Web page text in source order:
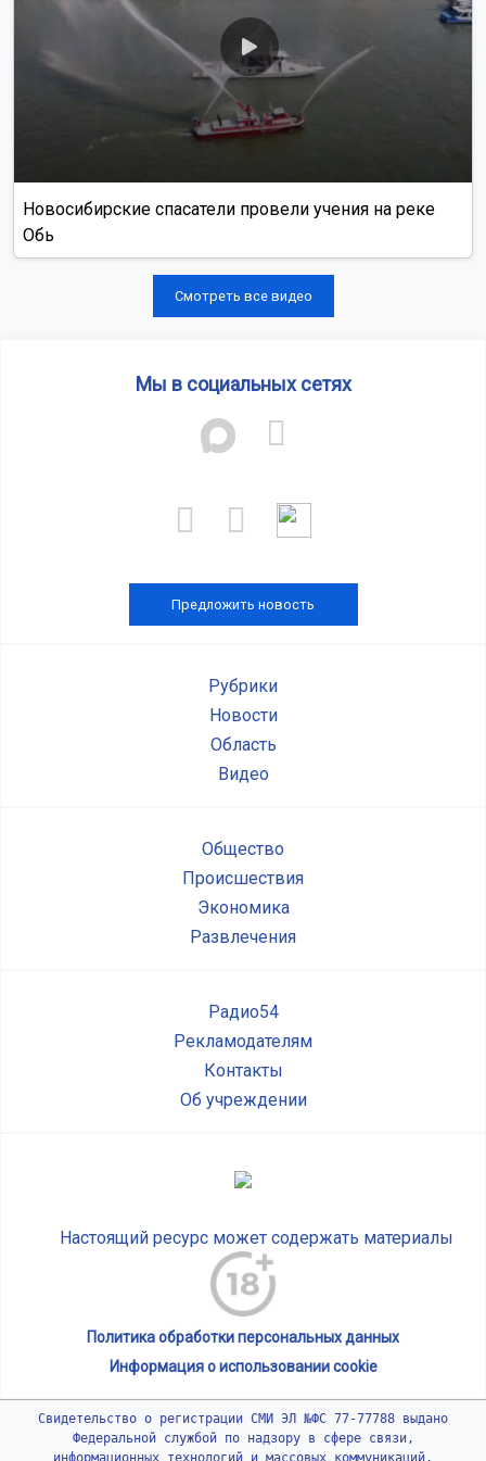
Новосибирские спасатели провели учения на реке
Обь
Смотреть все видео
Мы в социальных сетях
Предложить новость
Рубрики
Новости
Область
Видео
Общество
Происшествия
Экономика
Развлечения
Радио54
Рекламодателям
Контакты
Об учреждении
Настоящий ресурс может содержать материалы
Политика обработки персональных данных
Информация о использовании cookie
Свидетельство о регистрации СМИ ЭЛ №ФС 77-77788 выдано
Федеральной службой по надзору в сфере связи,
информационных технологий и массовых коммуникаций.